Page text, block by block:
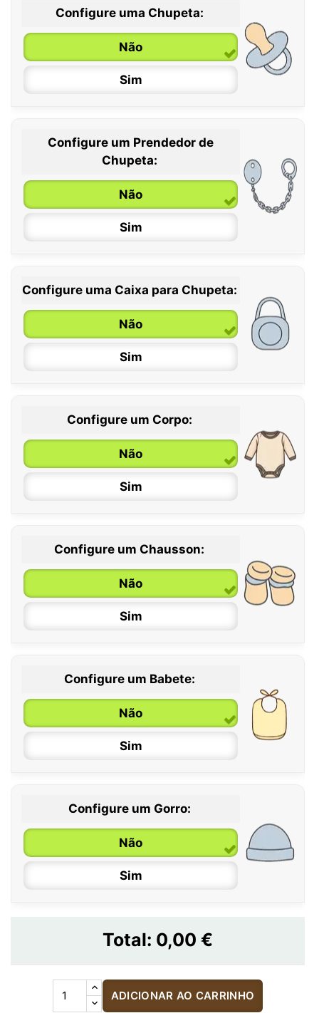
Configure uma Chupeta:
Não
Sim
0 / 6 meses
6 / 36 meses
Configure um Prendedor de
Chupeta:
Não
Sim
Configure uma Caixa para Chupeta:
Não
Sim
Configure um Corpo:
Não
Sim
0 / 6 meses
6 / 12 meses
12 / 18 meses
Configure um Chausson:
Não
Sim
Configure um Babete:
Não
Sim
Configure um Gorro:
Não
Sim
Total: 0,00 €
ADICIONAR AO CARRINHO